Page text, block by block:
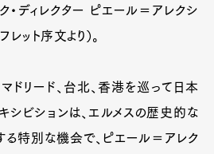
・ディレクター ピエール＝アレクシ
ット序文より）。
マドリード、台北、香港を巡って日本
シビションは、エルメスの歴史的な
る特別な機会で、ピエール＝アレク